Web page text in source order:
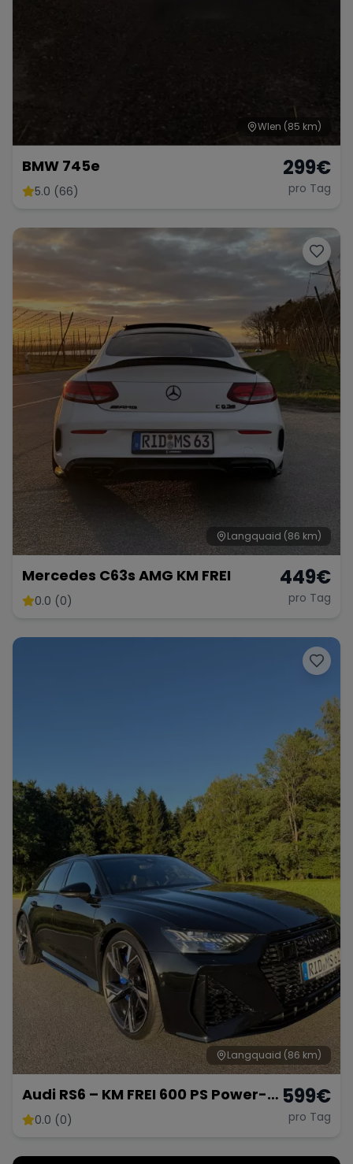
WIen (85 km)
BMW 745e
5.0 (66)
299€
pro Tag
Langquaid (86 km)
Mercedes C63s AMG KM FREI
0.0 (0)
449€
pro Tag
Langquaid (86 km)
Audi RS6 – KM FREI 600 PS Power-
Kombi
0.0 (0)
599€
pro Tag